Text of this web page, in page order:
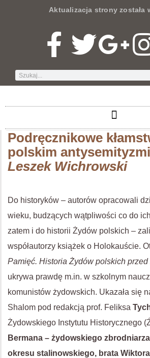
Aktualizacja strony została
Podręcznikowe
polskim
Leszek Wichrowski
Do historyków – autorów opracowali
wieku, budzących wątpliwości co do
zatem i do historii Żydów polskich –
współautorzy książek o Holokauście.
Pamięć. Historia Żydów polskich przed
ukrywa prawdę m.in. w szkolnym
komunistów żydowskich. Ukazała się
Shalom pod redakcją prof. Feliksa
Żydowskiego Instytutu Historycznego
Bermana – żydowskiego
okresu stalinowskiego, brata